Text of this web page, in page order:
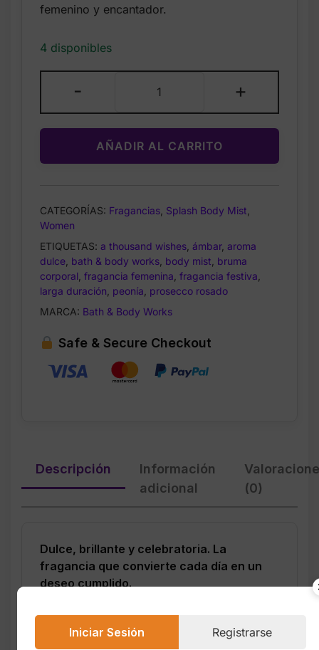
femenino y encantador.
4 disponibles
-
&
Body
Works
A
Thousand
Fine
Mist
–
8
cantidad
+
AÑADIR AL CARRITO
CATEGORÍAS: Fragancias, Splash Body Mist,
Women
ETIQUETAS: a thousand wishes, ámbar, aroma
dulce, bath & body works, body mist, bruma
corporal, fragancia femenina, fragancia festiva,
larga duración, peonía, prosecco rosado
MARCA: Bath & Body Works
Safe & Secure Checkout
Descripción
Información
adicional
(0)
Dulce, brillante y celebratoria. La
fragancia que convierte cada día en un
deseo cumplido.
A Thousand Wishes deBath & Body Works
es una bruma corporal creada para la mujer
que ama los aromas festivos, femeninos y
Iniciar Sesión Registrarse